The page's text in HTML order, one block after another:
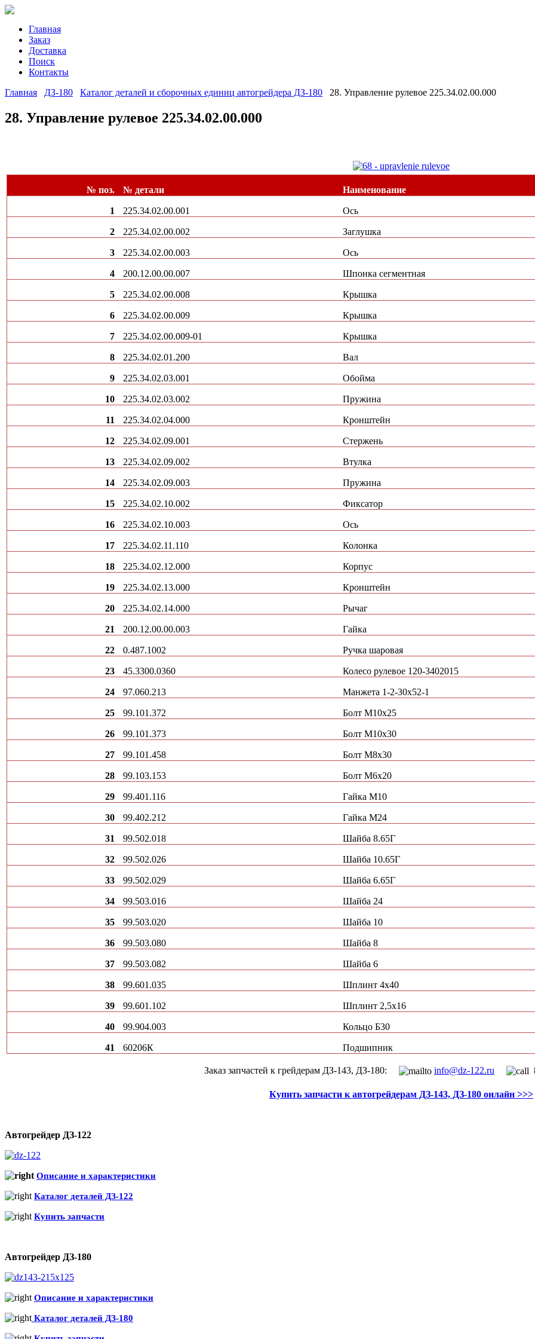
Главная
Заказ
Доставка
Поиск
Контакты
Главная
ДЗ-180 Каталог деталей и сборочных единиц автогрейдера ДЗ-180 28. Управление рулевое 225.34.02.00.000
28. Управление рулевое 225.34.02.00.000
№ поз. № детали Наименование
1 225.34.02.00.001 Ось
2 225.34.02.00.002 Заглушка
3 225.34.02.00.003 Ось
4 200.12.00.00.007 Шпонка сегментная
5 225.34.02.00.008 Крышка
6 225.34.02.00.009 Крышка
7 225.34.02.00.009-01 Крышка
8 225.34.02.01.200 Вал
9 225.34.02.03.001 Обойма
10 225.34.02.03.002 Пружина
11 225.34.02.04.000 Кронштейн
12 225.34.02.09.001 Стержень
13 225.34.02.09.002 Втулка
14 225.34.02.09.003 Пружина
15 225.34.02.10.002 Фиксатор
16 225.34.02.10.003 Ось
17 225.34.02.11.110 Колонка
18 225.34.02.12.000 Корпус
19 225.34.02.13.000 Кронштейн
20 225.34.02.14.000 Рычаг
21 200.12.00.00.003 Гайка
22 0.487.1002 Ручка шаровая
23 45.3300.0360 Колесо рулевое 120-3402015
24 97.060.213 Манжета 1-2-30х52-1
25 99.101.372 Болт М10х25
26 99.101.373 Болт М10х30
27 99.101.458 Болт М8х30
28 99.103.153 Болт М6х20
29 99.401.116 Гайка М10
30 99.402.212 Гайка М24
31 99.502.018 Шайба 8.65Г
32 99.502.026 Шайба 10.65Г
33 99.502.029 Шайба 6.65Г
34 99.503.016 Шайба 24
35 99.503.020 Шайба 10
36 99.503.080 Шайба 8
37 99.503.082 Шайба 6
38 99.601.035 Шплинт 4х40
39 99.601.102 Шплинт 2,5х16
40 99.904.003 Кольцо Б30
41 60206К Подшипник
Заказ запчастей к грейдерам ДЗ-143, ДЗ-180: info@dz-122.ru
Купить запчасти к автогрейдерам ДЗ-143, ДЗ-180 онлайн >>>
Автогрейдер ДЗ-122
Описание и характеристики
Каталог деталей ДЗ-122
Купить запчасти
Автогрейдер ДЗ-180
Описание и характеристики
Каталог деталей ДЗ-180